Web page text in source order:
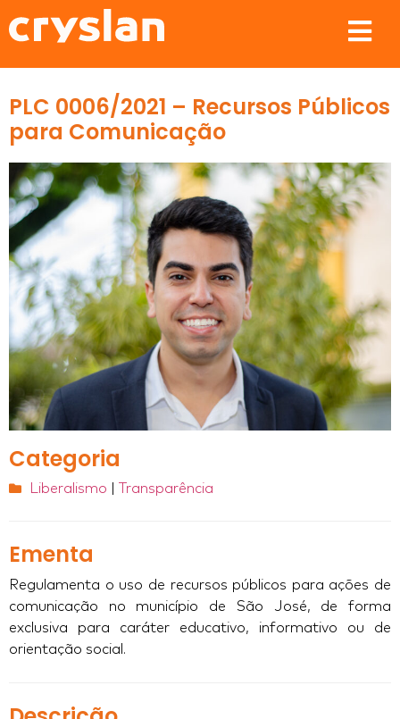
PLC 0006/2021 – Recursos Públicos
para Comunicação
Categoria
Liberalismo Transparência
Ementa
Regulamenta o uso de recursos públicos para ações de
comunicação no município de São José, de forma
exclusiva para caráter educativo, informativo ou de
orientação social.